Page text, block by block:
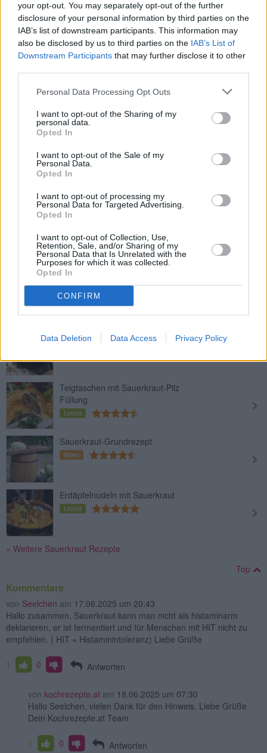
your opt-out. You may separately opt-out of the further
disclosure of your personal information by third parties on the
IAB’s list of downstream participants. This information may
also be disclosed by us to third parties on the IAB’s List of
Downstream Participants that may further disclose it to other
Personal Data Processing Opt Outs
I want to opt-out of the Sharing of my
personal data.
Opted In
I want to opt-out of the Sale of my
Personal Data.
Opted In
I want to opt-out of processing my
Personal Data for Targeted Advertising.
Opted In
I want to opt-out of Collection, Use,
Retention, Sale, and/or Sharing of my
Personal Data that Is Unrelated with the
Purposes for which it was collected.
Opted In
CONFIRM
Data Deletion Data Access Privacy Policy
Sauerkrautsalat mit Apfel
Leicht
Sauerkrautauflauf
Leicht
Sauerkrauttaschen
Leicht
Leicht
Sauerkraut mit Apfel
Teigtaschen mit Sauerkraut-Pilz
Füllung
Leicht
Sauerkraut-Grundrezept
Mittel
Erdäpfelnudeln mit Sauerkraut
Leicht
» Weitere Sauerkraut Rezepte
Top
Kommentare
von Seelchen am 17.06.2025 um 20:43
Hallo zusammen, Sauerkraut kann man nicht als histaminarm
deklarieren, er ist fermentiert und für Menschen mit HIT nicht zu
empfehlen. ( HIT = Histaminintoleranz) Liebe Grüße
1 0 Antworten
von kochrezepte.at am 18.06.2025 um 07:30
Hallo Seelchen, vielen Dank für den Hinweis. Liebe Grüße
Dein Kochrezepte.at Team
1 0 Antworten